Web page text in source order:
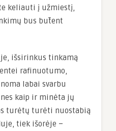
keliauti į užmiestį,
bus būtent
išsirinkus tinkamą
rafinuotumo,
labai svarbu
kaip ir minėta jų
turėtų turėti nuostabią
tiek išorėje –